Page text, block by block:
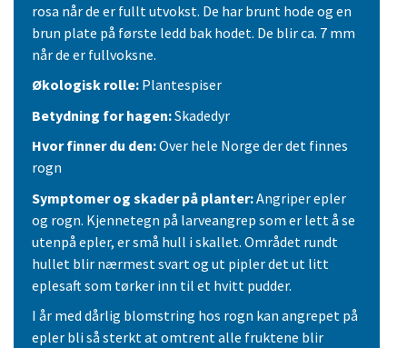
rosa når de er fullt utvokst. De har brunt hode og en
brun plate på første ledd bak hodet. De blir ca. 7 mm
når de er fullvoksne.
Økologisk rolle: Plantespiser
Betydning for hagen:Skadedyr
Hvor finner du den:Over hele Norge der det finnes
rogn
Symptomer og skader på planter:Angriper epler
og rogn. Kjennetegn på larveangrep som er lett å se
utenpå epler, er små hull i skallet. Området rundt
hullet blir nærmest svart og ut pipler det ut litt
eplesaft som tørker inn til et hvitt pudder.
I år med dårlig blomstring hos rogn kan angrepet på
epler bli så sterkt at omtrent alle fruktene blir